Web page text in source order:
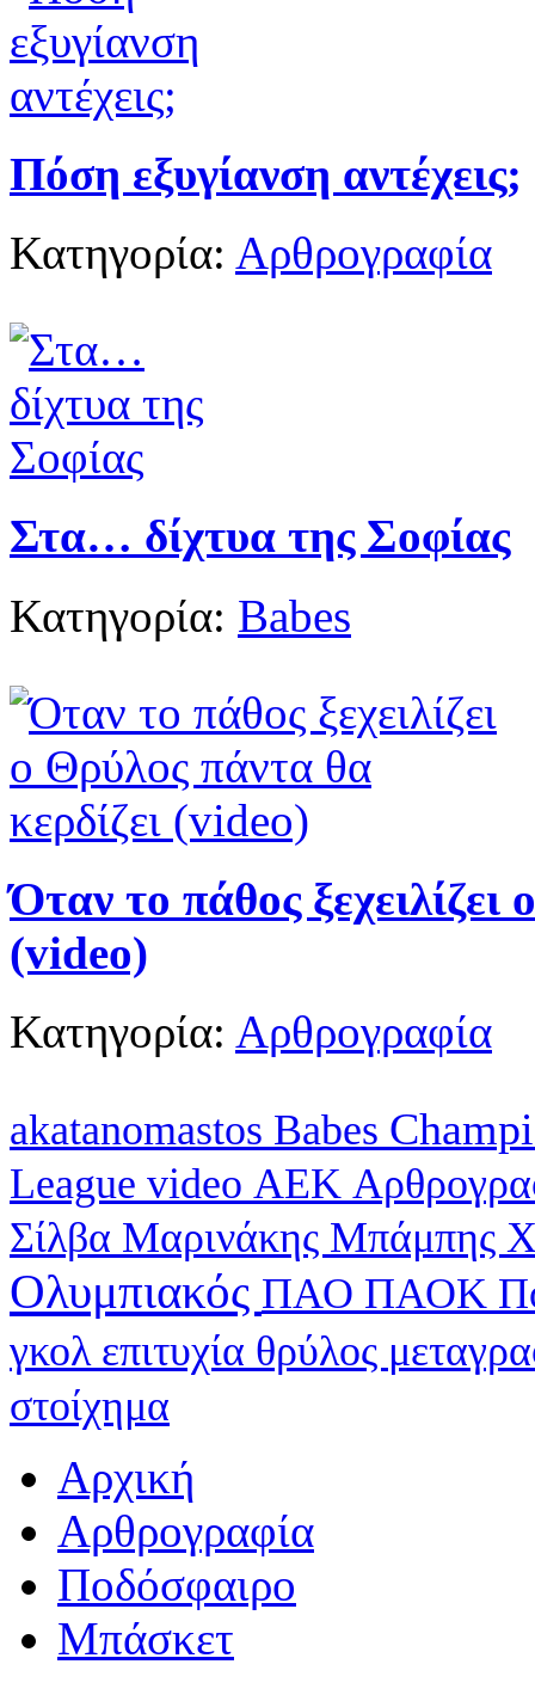
Πόση εξυγίανση αντέχεις;
Κατηγορία: Αρθρογραφία
Στα… δίχτυα της Σοφίας
Κατηγορία: Babes
Όταν το πάθος
(video)
Κατηγορία: Αρθρογραφία
akatanomastos Babes
League video ΑΕΚ
Σίλβα Μαρινάκης Μπάμπης
Ολυμπιακός ΠΑΟ ΠΑΟΚ
γκολ επιτυχία θρύλος
στοίχημα
Αρχική
Αρθρογραφία
Ποδόσφαιρο
Μπάσκετ